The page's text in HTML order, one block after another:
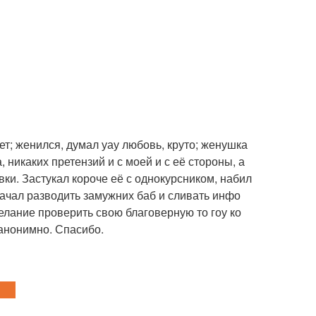
женился, думал уау любовь, круто; женушка
претензий и с моей и с её стороны, а
Застукал короче её с однокурсником, набил
разводить замужних баб и сливать инфо
проверить свою благоверную то гоу ко
Спасибо.